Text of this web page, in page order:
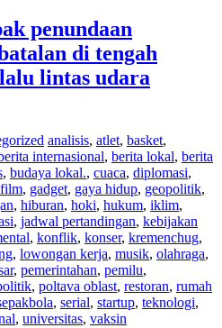
penundaan
di tengah
lintas udara
analisis, atlet, basket,
internasional, berita lokal, berita
, budaya lokal., cuaca, diplomasi,
film, gadget, gaya hidup, geopolitik,
, hiburan, hoki, hukum, iklim,
, jadwal pertandingan, kebijakan
, konflik, konser, kremenchug,
, lowongan kerja, musik, olahraga,
, pemerintahan, pemilu,
, poltava oblast, restoran, rumah
, serial, startup, teknologi,
, universitas, vaksin